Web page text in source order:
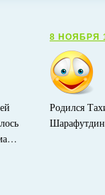
8 НОЯБРЯ
Родился